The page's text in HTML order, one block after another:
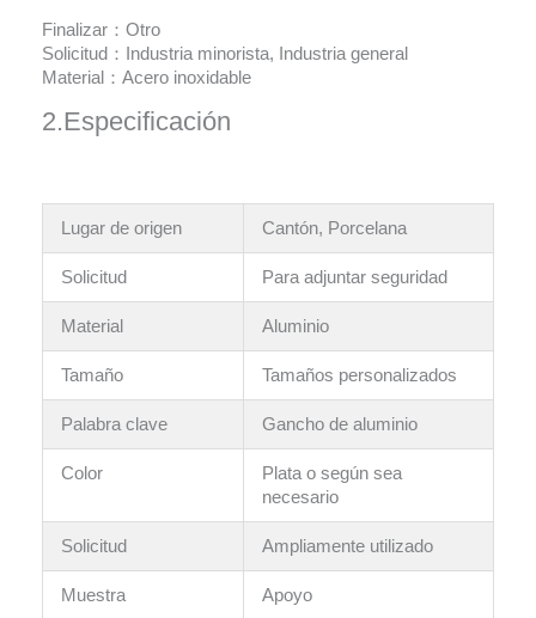
Finalizar：Otro
Solicitud：Industria minorista, Industria general
Material：Acero inoxidable
2.Especificación
Lugar de origen Cantón, Porcelana
Solicitud Para adjuntar seguridad
Material Aluminio
Tamaño Tamaños personalizados
Palabra clave Gancho de aluminio
Color
Plata o según sea
necesario
Solicitud Ampliamente utilizado
Muestra Apoyo